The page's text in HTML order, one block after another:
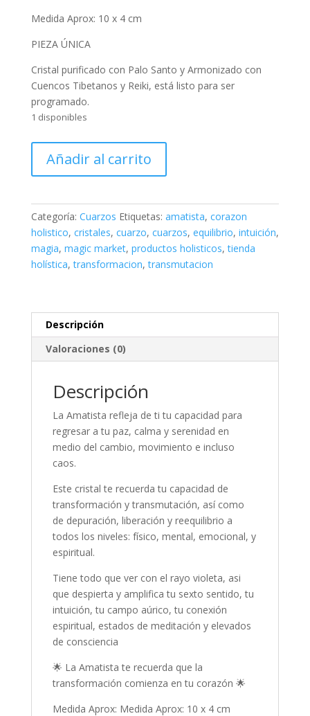
Medida Aprox: 10 x 4 cm
PIEZA ÚNICA
Cristal purificado con Palo Santo y Armonizado con
Cuencos Tibetanos y Reiki, está listo para ser
programado.
1 disponibles
Amatista
A5
cantidad
Añadir al carrito
Categoría: Cuarzos Etiquetas: amatista, corazon
holistico, cristales, cuarzo, cuarzos, equilibrio, intuición,
magia, magic market, productos holisticos,tienda
holística,transformacion,transmutacion
Descripción
Valoraciones (0)
Descripción
La Amatista refleja de ti tu capacidad para
regresar a tu paz, calma y serenidad en
medio del cambio, movimiento e incluso
caos.
Este cristal te recuerda tu capacidad de
transformación y transmutación, así como
de depuración, liberación y reequilibrio a
todos los niveles: físico, mental, emocional, y
espiritual.
Tiene todo que ver con el rayo violeta, asi
que despierta y amplifica tu sexto sentido, tu
intuición, tu campo aúrico, tu conexión
espiritual, estados de meditación y elevados
de consciencia
🌟 La Amatista te recuerda que la
transformación comienza en tu corazón 🌟
Medida Aprox: Medida Aprox: 10 x 4 cm